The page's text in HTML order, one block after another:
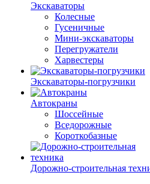
Экскаваторы
Колесные
Гусеничные
Мини-экскаваторы
Перегружатели
Харвестеры
Экскаваторы-погрузчики
Автокраны
Шоссейные
Вседорожные
Короткобазные
Дорожно-строительная